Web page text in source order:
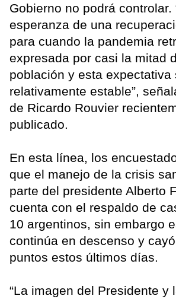
Gobierno no podrá controlar.
esperanza de una
para cuando la pandemia
expresada por casi la mitad
población y esta expectativa
relativamente estable”,
de Ricardo Rouvier
publicado.
En esta línea, los
que el manejo de la crisis
parte del presidente Alberto
cuenta con el respaldo de
10 argentinos, sin embargo
continúa en descenso y
puntos estos últimos días.
“La imagen del Presidente y